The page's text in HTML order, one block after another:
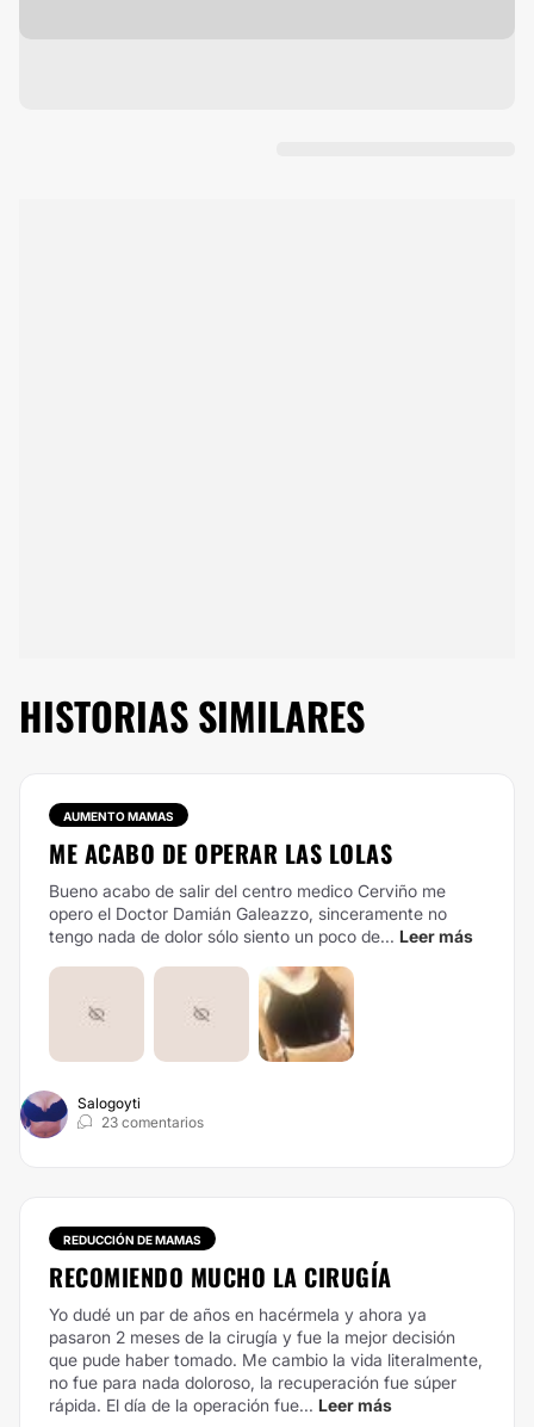
HISTORIAS SIMILARES
AUMENTO MAMAS
ME ACABO DE OPERAR LAS LOLAS
Bueno acabo de salir del centro medico Cerviño me
opero el Doctor Damián Galeazzo, sinceramente no
tengo nada de dolor sólo siento un poco de... Leer más
Salogoyti
23 comentarios
REDUCCIÓN DE MAMAS
RECOMIENDO MUCHO LA CIRUGÍA
Yo dudé un par de años en hacérmela y ahora ya
pasaron 2 meses de la cirugía y fue la mejor decisión
que pude haber tomado. Me cambio la vida literalmente,
no fue para nada doloroso, la recuperación fue súper
rápida. El día de la operación fue... Leer más